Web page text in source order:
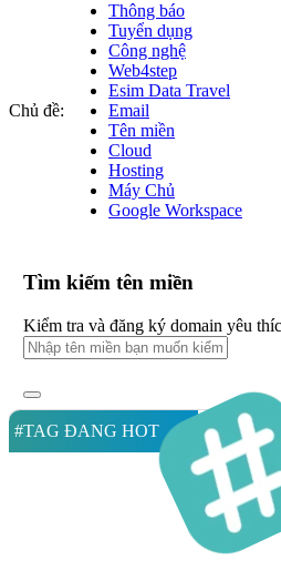
Chủ đề:
Thông báo
Tuyển dụng
Công nghệ
Web4step
Esim Data Travel
Email
Tên miền
Cloud
Hosting
Máy Chủ
Google Workspace
Tìm kiếm tên miền
Kiểm tra và đăng ký domain yêu
#TAG ĐANG HOT